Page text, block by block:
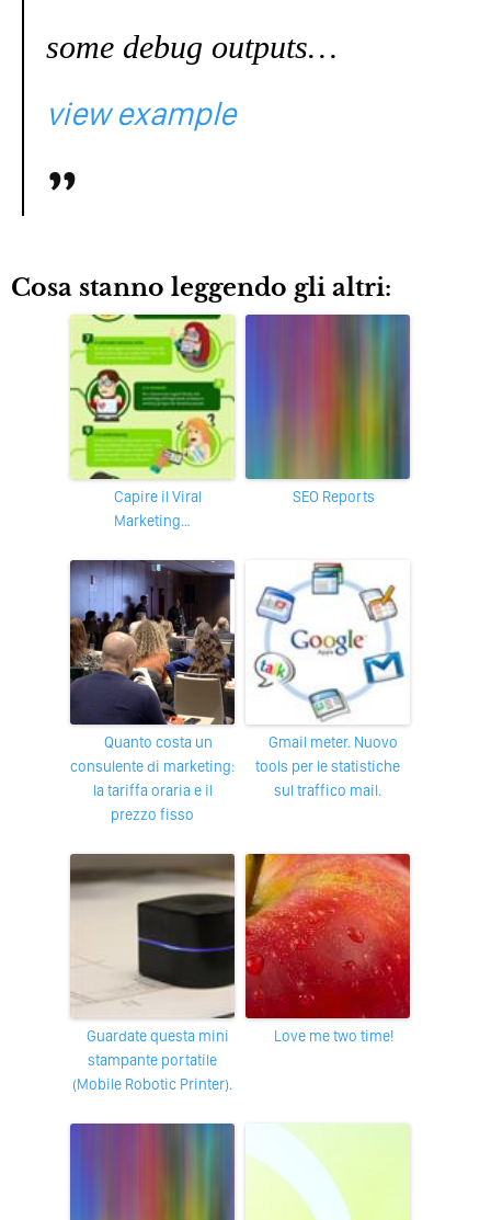
some debug outputs…
view example
Cosa stanno leggendo gli altri:
Capire il Viral
Marketing…
SEO Reports
Quanto costa un
consulente di marketing:
la tariffa oraria e il
prezzo fisso
Gmail meter. Nuovo
tools per le statistiche
sul traffico mail.
Guardate questa mini
stampante portatile
(Mobile Robotic Printer).
Love me two time!